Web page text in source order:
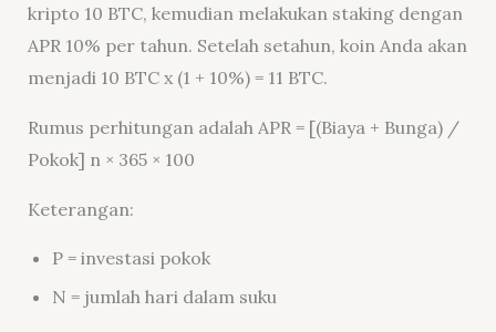
kripto 10 BTC, kemudian melakukan staking dengan
APR 10% per tahun. Setelah setahun, koin Anda akan
menjadi 10 BTC x (1 + 10%) = 11 BTC.
Rumus perhitungan adalah APR = [(Biaya + Bunga) /
Pokok] n × 365 × 100
Keterangan:
P = investasi pokok
N = jumlah hari dalam suku